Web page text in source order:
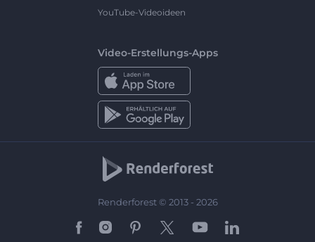
YouTube-Videoideen
Video-Erstellungs-Apps
Renderforest © 2013 - 2026